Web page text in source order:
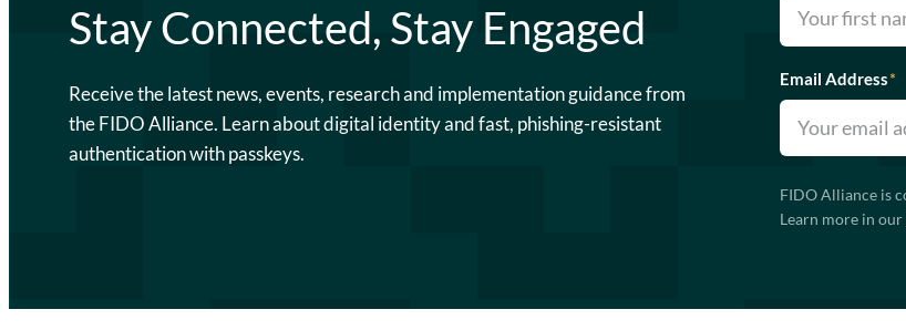
Stay Connected, Stay Engaged
Receive the latest news, events, research and implementation guidance from
the FIDO Alliance. Learn about digital identity and fast, phishing-resistant
authentication with passkeys.
Email Address*
FIDO Alliance is
Learn more in our